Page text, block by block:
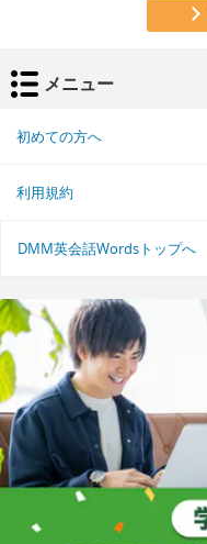
メニュー
初めての方へ
利用規約
DMM英会話Wordsトップへ